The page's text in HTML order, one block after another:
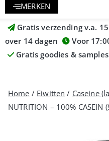
MERKEN
Gratis verzending v.a.
over 14 dagen
Voor
Gratis goodies & samples
Home / Eiwitten / Caseine
NUTRITION – 100% CASEIN